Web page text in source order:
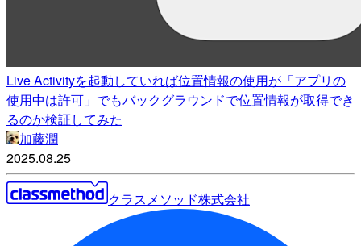
Live Activityを起動していれば位置情報の使用が「アプリの
使用中は許可」でもバックグラウンドで位置情報が取得でき
るのか検証してみた
加藤潤
2025.08.25
クラスメソッド株式会社